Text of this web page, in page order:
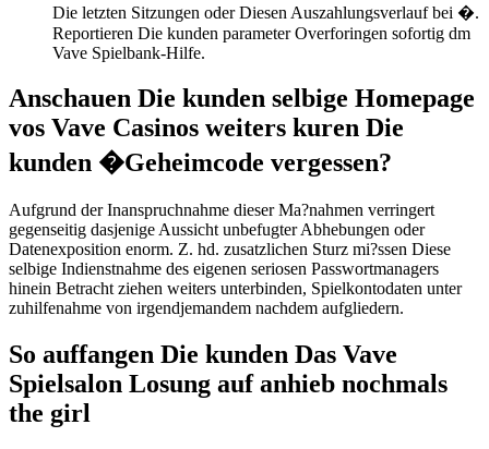
Die letzten Sitzungen oder Diesen Auszahlungsverlauf bei �.
Reportieren Die kunden parameter Overforingen sofortig dm
Vave Spielbank-Hilfe.
Anschauen Die kunden selbige Homepage
vos Vave Casinos weiters kuren Die
kunden �Geheimcode vergessen?
Aufgrund der Inanspruchnahme dieser Ma?nahmen verringert
gegenseitig dasjenige Aussicht unbefugter Abhebungen oder
Datenexposition enorm. Z. hd. zusatzlichen Sturz mi?ssen Diese
selbige Indienstnahme des eigenen seriosen Passwortmanagers
hinein Betracht ziehen weiters unterbinden, Spielkontodaten unter
zuhilfenahme von irgendjemandem nachdem aufgliedern.
So auffangen Die kunden Das Vave
Spielsalon Losung auf anhieb nochmals
the girl